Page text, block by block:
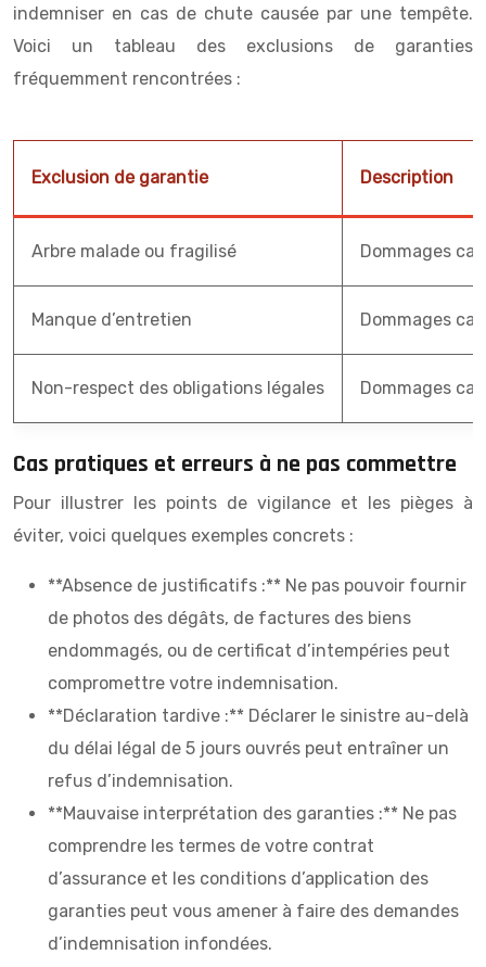
indemniser en cas de chute causée par une tempête.
Voici un tableau des exclusions de garanties
fréquemment rencontrées :
Exclusion de garantie Description
Arbre malade ou fragilisé Dommages
Manque d’entretien Dommages
Non-respect des obligations légales Dommages
Cas pratiques et erreurs à ne pas commettre
Pour illustrer les points de vigilance et les pièges à
éviter, voici quelques exemples concrets :
**Absence de justificatifs :** Ne pas pouvoir fournir
de photos des dégâts, de factures des biens
endommagés, ou de certificat d’intempéries peut
compromettre votre indemnisation.
**Déclaration tardive :** Déclarer le sinistre au-delà
du délai légal de 5 jours ouvrés peut entraîner un
refus d’indemnisation.
**Mauvaise interprétation des garanties :** Ne pas
comprendre les termes de votre contrat
d’assurance et les conditions d’application des
garanties peut vous amener à faire des demandes
d’indemnisation infondées.